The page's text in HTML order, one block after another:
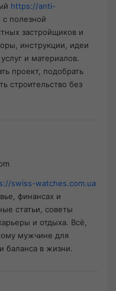
https://anti-
с полезной
застройщиков и
инструкции, идеи
и материалов.
проект, подобрать
строительство без
swiss-watches.com.ua
финансах и
статьи, советы
и отдыха. Всё,
мужчине для
баланса в жизни.